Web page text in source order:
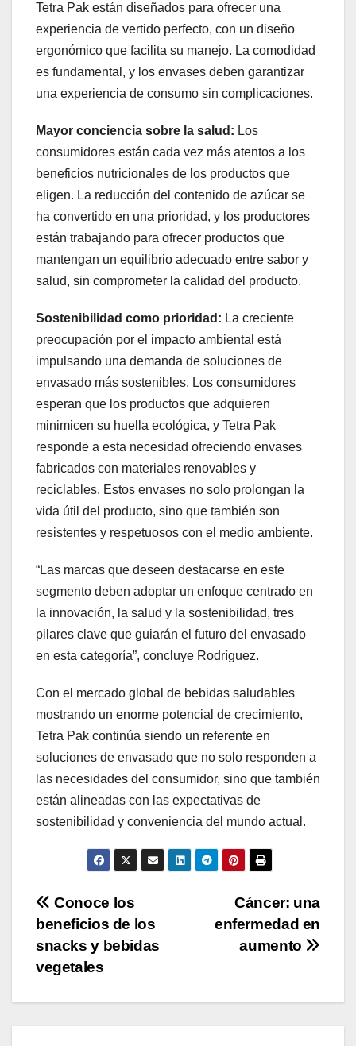
Tetra Pak están diseñados para ofrecer una
experiencia de vertido perfecto, con un diseño
ergonómico que facilita su manejo. La comodidad
es fundamental, y los envases deben garantizar
una experiencia de consumo sin complicaciones.
Mayor conciencia sobre la salud: Los
consumidores están cada vez más atentos a los
beneficios nutricionales de los productos que
eligen. La reducción del contenido de azúcar se
ha convertido en una prioridad, y los productores
están trabajando para ofrecer productos que
mantengan un equilibrio adecuado entre sabor y
salud, sin comprometer la calidad del producto.
Sostenibilidad como prioridad: La creciente
preocupación por el impacto ambiental está
impulsando una demanda de soluciones de
envasado más sostenibles. Los consumidores
esperan que los productos que adquieren
minimicen su huella ecológica, y Tetra Pak
responde a esta necesidad ofreciendo envases
fabricados con materiales renovables y
reciclables. Estos envases no solo prolongan la
vida útil del producto, sino que también son
resistentes y respetuosos con el medio ambiente.
“Las marcas que deseen destacarse en este
segmento deben adoptar un enfoque centrado en
la innovación, la salud y la sostenibilidad, tres
pilares clave que guiarán el futuro del envasado
en esta categoría”, concluye Rodríguez.
Con el mercado global de bebidas saludables
mostrando un enorme potencial de crecimiento,
Tetra Pak continúa siendo un referente en
soluciones de envasado que no solo responden a
las necesidades del consumidor, sino que también
están alineadas con las expectativas de
sostenibilidad y conveniencia del mundo actual.
Navegación
de
entradas
Cáncer: una
enfermedad en
aumento
Conoce los
beneficios de los
snacks y bebidas
vegetales